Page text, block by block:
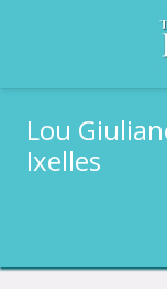
Lou
Ixelles